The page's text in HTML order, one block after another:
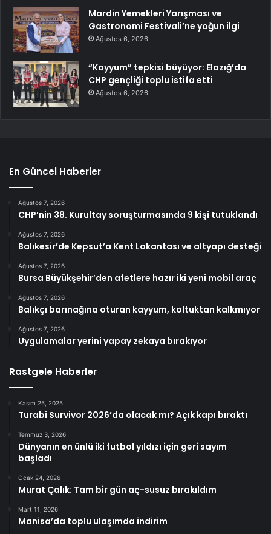
Mardin Yemekleri Yarışması ve
Gastronomi Festivali’ne yoğun ilgi
Ağustos 6, 2026
“Kayyum” tepkisi büyüyor: Elazığ’da
CHP gençliği toplu istifa etti
Ağustos 6, 2026
En Güncel Haberler
Ağustos 7, 2026
CHP’nin 38. Kurultay soruşturmasında 9 kişi tutuklandı
Ağustos 7, 2026
Balıkesir’de Kepsut’a Kent Lokantası ve altyapı desteği
Ağustos 7, 2026
Bursa Büyükşehir’den afetlere hazır iki yeni mobil araç
Ağustos 7, 2026
Balıkçı barınağına oturan kayyum, koltuktan kalkmıyor
Ağustos 7, 2026
Uygulamalar yerini yapay zekaya bırakıyor
Rastgele Haberler
Kasım 25, 2025
Turabi Survivor 2026’da olacak mı? Açık kapı bıraktı
Temmuz 3, 2026
Dünyanın en ünlü iki futbol yıldızı için geri sayım
başladı
Ocak 24, 2026
Murat Çalık: Tam bir gün aç-susuz bırakıldım
Mart 11, 2026
Manisa’da toplu ulaşımda indirim